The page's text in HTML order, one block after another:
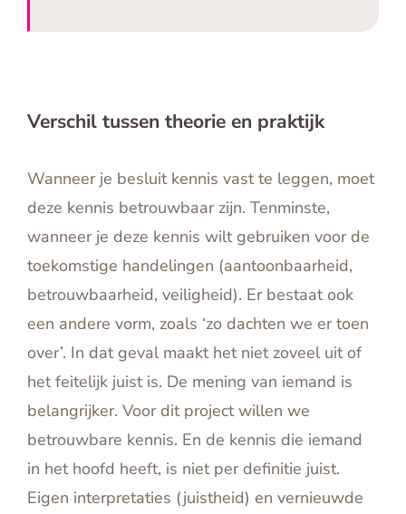
Verschil tussen theorie en praktijk
Wanneer je besluit kennis vast te leggen, moet
deze kennis betrouwbaar zijn. Tenminste,
wanneer je deze kennis wilt gebruiken voor de
toekomstige handelingen (aantoonbaarheid,
betrouwbaarheid, veiligheid). Er bestaat ook
een andere vorm, zoals ‘zo dachten we er toen
over’. In dat geval maakt het niet zoveel uit of
het feitelijk juist is. De mening van iemand is
belangrijker. Voor dit project willen we
betrouwbare kennis. En de kennis die iemand
in het hoofd heeft, is niet per definitie juist.
Eigen interpretaties (juistheid) en vernieuwde